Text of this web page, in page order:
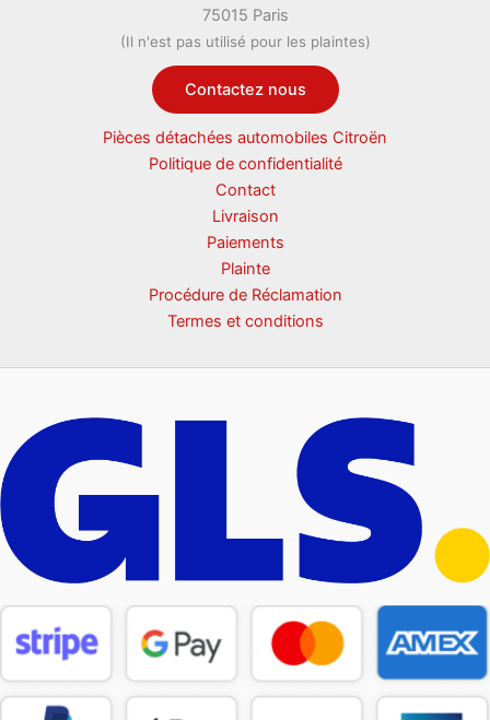
75015 Paris
(Il n'est pas utilisé pour les plaintes)
Contactez nous
Pièces détachées automobiles Citroën
Politique de confidentialité
Contact
Livraison
Paiements
Plainte
Procédure de Réclamation
Termes et conditions